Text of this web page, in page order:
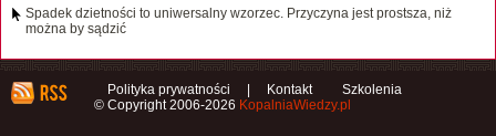
Spadek dzietności to uniwersalny wzorzec. Przyczyna jest prostsza, niż
można by sądzić
Polityka prywatności Kontakt
Szkolenia
© Copyright 2006-2026 KopalniaWiedzy.pl